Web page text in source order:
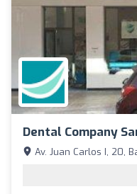
Dental Company
Av. Juan Carlos I, 20,